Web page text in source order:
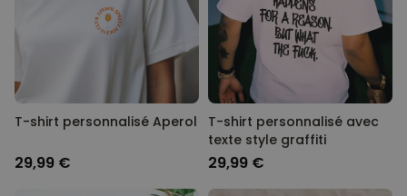
T-shirt personnalisé Aperol
29,99 €
T-shirt personnalisé avec
texte style graffiti
29,99 €